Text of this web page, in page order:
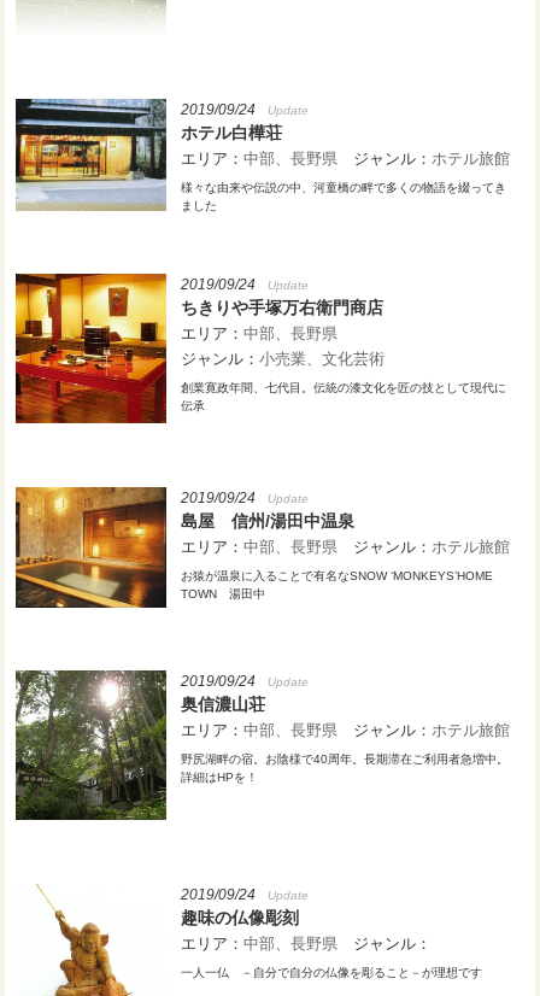
2019/09/24 Update
ホテル白樺荘
エリア：中部 長野県 ジャンル： ホテル旅館
様々な由来や伝説の中、河童橋の畔で多くの物語を綴ってき
ました
2019/09/24 Update
ちきりや手塚万右衛門商店
エリア：中部
長野県
ジャンル：小売業 文化芸術
創業寛政年間、七代目。伝統の漆文化を匠の技として現代に
伝承
2019/09/24 Update
島屋 信州/湯田中温泉
エリア：中部 長野県 ジャンル： ホテル旅館
お猿が温泉に入ることで有名なSNOW ‘MONKEYS’HOME
TOWN 湯田中
2019/09/24 Update
奥信濃山荘
エリア：中部 長野県 ジャンル： ホテル旅館
野尻湖畔の宿。お陰様で40周年。長期滞在ご利用者急増中。
詳細はHPを！
2019/09/24 Update
趣味の仏像彫刻
エリア：中部 長野県 ジャンル：
一人一仏 －自分で自分の仏像を彫ること－が理想です